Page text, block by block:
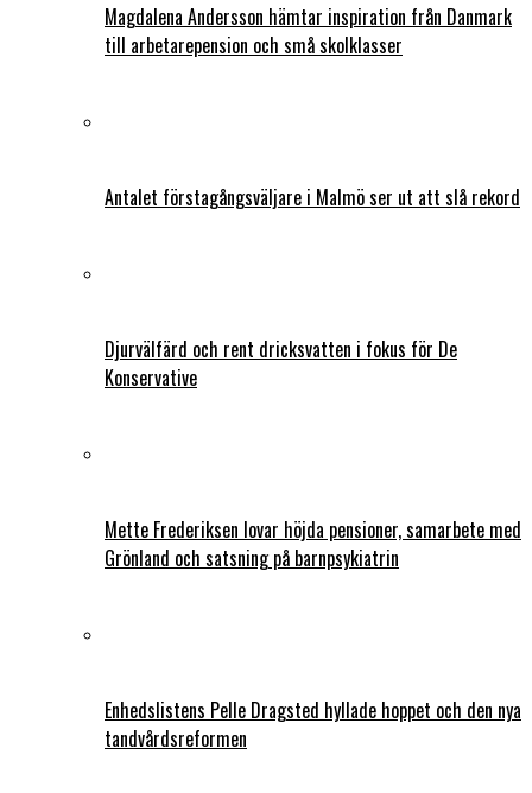
Magdalena Andersson hämtar inspiration från Danmark
till arbetarepension och små skolklasser
Antalet förstagångsväljare i Malmö ser ut att slå rekord
Djurvälfärd och rent dricksvatten i fokus för De
Konservative
Mette Frederiksen lovar höjda pensioner, samarbete med
Grönland och satsning på barnpsykiatrin
Enhedslistens Pelle Dragsted hyllade hoppet och den nya
tandvårdsreformen